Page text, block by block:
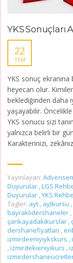
YKS Sonuçları
22
TEM
YKS sonuç
heyecan olur.
beklediğinden daha
yaşayabilir.
YKS sonucu sizi
yalnızca belirli bir
Karakterinizi,
Yayınlayan:
Duyurular ,LGS
Duyurular ,YKS
Tagler: ayt , aytkursu ,
bayraklıdershaneler ,
çankayadakikurslar ,
dershanefiyatları ,
izmirdeeniyiykskurs ,
,izmirdekieniyikurs ,